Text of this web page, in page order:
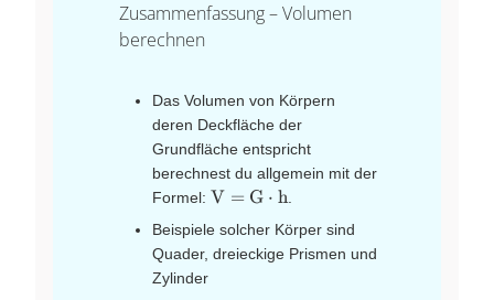
Zusammenfassung – Volumen
berechnen
Das Volumen von Körpern
deren Deckfläche der
Grundfläche entspricht
berechnest du allgemein mit der
Formel: \text{V}
\text{G}
\cdot
V = G ⋅ h.
Beispiele solcher Körper sind
Quader, dreieckige Prismen und
Zylinder